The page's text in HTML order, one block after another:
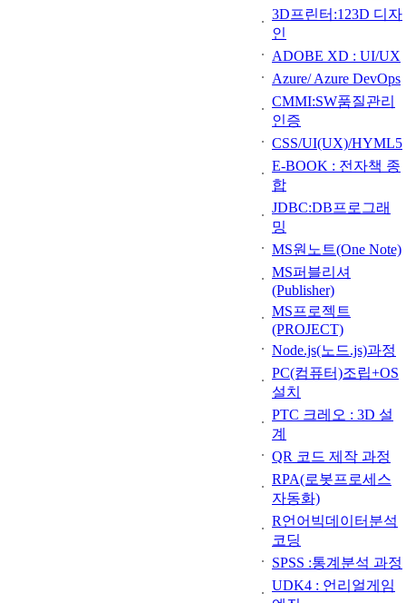
3D프린터:123D 디자
인
ADOBE XD : UI/UX
Azure/ Azure DevOps
CMMI:SW품질관리
인증
CSS/UI(UX)/HYML5
E-BOOK : 전자책 종
합
JDBC:DB프로그래
밍
MS원노트(One Note)
MS퍼블리셔
(Publisher)
MS프로젝트
(PROJECT)
Node.js(노드.js)과정
PC(컴퓨터)조립+OS
설치
PTC 크레오 : 3D 설
계
QR 코드 제작 과정
RPA(로봇프로세스
자동화)
R언어빅데이터분석
코딩
SPSS :통계분석 과정
UDK4 : 언리얼게임